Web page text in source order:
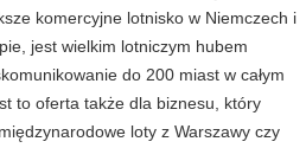
komercyjne lotnisko w Niemczech i
jest wielkim lotniczym hubem
do 200 miast w całym
to oferta także dla biznesu, który
loty z Warszawy czy